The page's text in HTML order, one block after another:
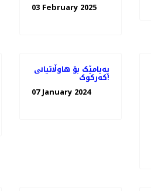
03 February 2025
پەیامێک بۆ هاوڵاتیانی
کەرکوک!
07 January 2024